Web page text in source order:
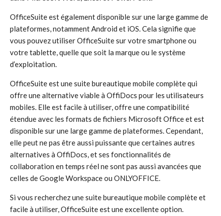
OfficeSuite est également disponible sur une large gamme de
plateformes, notamment Android et iOS. Cela signifie que
vous pouvez utiliser OfficeSuite sur votre smartphone ou
votre tablette, quelle que soit la marque ou le système
d’exploitation.
OfficeSuite est une suite bureautique mobile complète qui
offre une alternative viable à OffiDocs pour les utilisateurs
mobiles. Elle est facile à utiliser, offre une compatibilité
étendue avec les formats de fichiers Microsoft Office et est
disponible sur une large gamme de plateformes. Cependant,
elle peut ne pas être aussi puissante que certaines autres
alternatives à OffiDocs, et ses fonctionnalités de
collaboration en temps réel ne sont pas aussi avancées que
celles de Google Workspace ou ONLYOFFICE.
Si vous recherchez une suite bureautique mobile complète et
facile à utiliser, OfficeSuite est une excellente option.